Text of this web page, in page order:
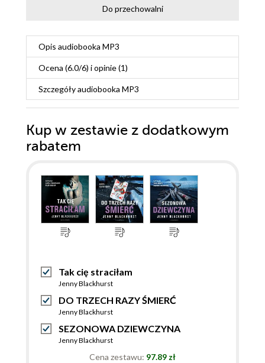
Do przechowalni
Opis audiobooka MP3
Ocena (6.0/6) i opinie (1)
Szczegółyaudiobooka MP3
Kup w zestawie z dodatkowym
rabatem
Tak cię straciłam
Jenny Blackhurst
DO TRZECH RAZY ŚMIERĆ
Jenny Blackhurst
SEZONOWA DZIEWCZYNA
Jenny Blackhurst
Cena zestawu: 97.89 zł